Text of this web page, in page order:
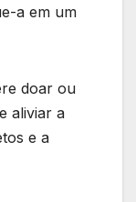
a em um
doar ou
aliviar a
e a